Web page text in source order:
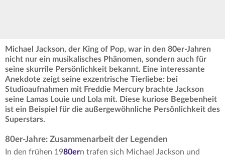
Michael Jackson, der King of Pop, war in den 80er-Jahren
nicht nur ein musikalisches Phänomen, sondern auch für
seine skurrile Persönlichkeit bekannt. Eine interessante
Anekdote zeigt seine exzentrische Tierliebe: bei
Studioaufnahmen mit Freddie Mercury brachte Jackson
seine Lamas Louie und Lola mit. Diese kuriose Begebenheit
ist ein Beispiel für die außergewöhnliche Persönlichkeit des
Superstars.
80er-Jahre: Zusammenarbeit der Legenden
In den frühen 1980ern trafen sich Michael Jackson und